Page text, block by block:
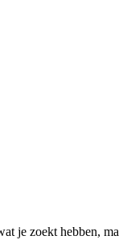
je zoekt hebben,